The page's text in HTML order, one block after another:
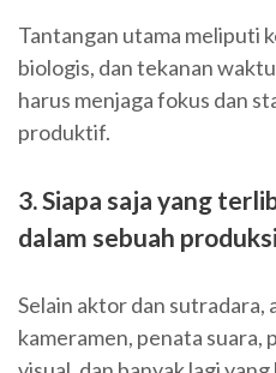
Tantangan utama meliputi
biologis, dan tekanan
harus menjaga fokus dan
produktif.
3. Siapa saja yang
dalam sebuah
Selain aktor dan sutradara,
kameramen, penata suara,